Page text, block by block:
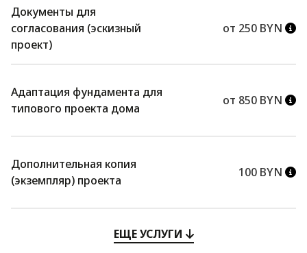
Документы для
согласования (эскизный
проект)
от 250 BYN
Адаптация фундамента для
типового проекта дома
от 850 BYN
Дополнительная копия
(экземпляр) проекта
100 BYN
ЕЩЕ УСЛУГИ